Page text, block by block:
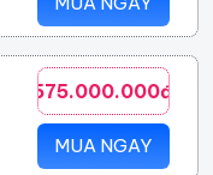
575.000.000đ
MUA NGAY